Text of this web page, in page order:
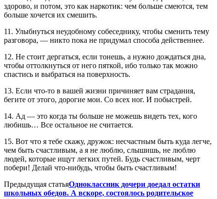
здорово, и потом, это как наркотик: чем больше смеются, тем
больше хочется их смешить.
11. Улыбнуться неудобному собеседнику, чтобы сменить тему
разговора, — никто пока не придумал способа действеннее.
12. Не стоит дергаться, если тонешь, а нужно дождаться дна,
чтобы оттолкнуться от него пяткой, ибо только так можно
спастись и выбраться на поверхность.
13. Если что-то в вашей жизни причиняет вам страдания,
бегите от этого, дорогие мои. Со всех ног. И побыстрей.
14. Ад — это когда ты больше не можешь видеть тех, кого
любишь… Все остальное не считается.
15. Вот что я тебе скажу, дружок: несчастным быть куда легче,
чем быть счастливым, а я не люблю, слышишь, не люблю
людей, которые ищут легких путей. Будь счастливым, черт
побери! Делай что-нибудь, чтобы быть счастливым!
Предыдущая статьяОдноклассник дочери доедал остатки
школьных обедов. А вскоре, состоялось родительское